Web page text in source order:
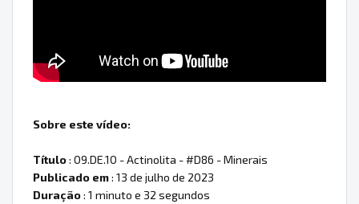
Sobre este vídeo:
Título: 09.DE.10 - Actinolita - #D86 - Minerais
Publicado em: 13 de julho de 2023
Duração: 1 minuto e 32 segundos